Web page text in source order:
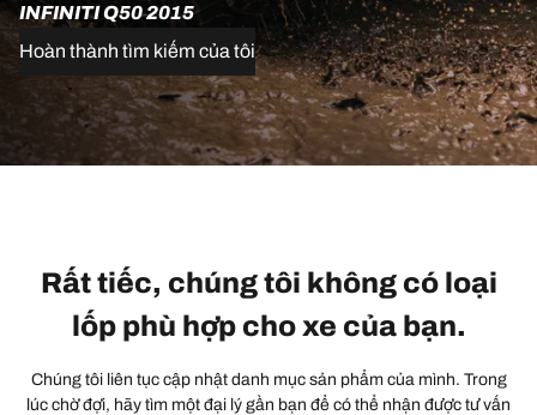
INFINITI Q50 2015
Hoàn thành tìm kiếm của tôi
Rất tiếc, chúng tôi không có loại
lốp phù hợp cho xe của bạn.
Chúng tôi liên tục cập nhật danh mục sản phẩm của mình. Trong
lúc chờ đợi, hãy tìm một đại lý gần bạn để có thể nhận được tư vấn